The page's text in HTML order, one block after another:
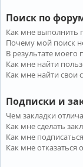
Поиск по
Как мне выполнить
Почему мой поиск
В результате моего
Как мне найти
Как мне найти
Подписки и
Чем закладки
Как мне сделать
Как мне
Как мне отказаться